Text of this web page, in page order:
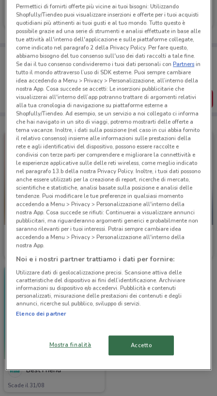
Ferplast
Scade il 31/12 6.3 km
Joe Zampetti
Scade il 17/08
Porta DoveConviene sempre con te!
Puoi trovare le migliori offerte dei negozi vicino a te,
salvarle e creare la tua lista del risparmio, comodamente
dal tuo cellulare.
SCARICA L’APP
Joe Zampetti
-1 GIORNO
Lillo e i Vagabondi
Best Friend
Scade il 31/08
Permettici di fornirti offerte più vicine ai tuoi bisogni: Utilizzando
Shopfully/Tiendeo puoi visualizzare inserzioni e offerte per i tuoi acquisti
quotidiani più attinenti ai tuoi gusti e al tuo mondo. Tutto questo è
possibile grazie ad una serie di strumenti e analisi effettuate in base alle
tue attività all'interno dell'applicazione e sulle piattaforme collegate,
come indicato nel paragrafo 2 della Privacy Policy. Per fare questo,
abbiamo bisogno del tuo consenso sull'uso dei dati raccolti a tale fine.
Se dai il tuo consenso condivideremo i tuoi dati personali conPartnersin
tutto il mondo attraverso l’uso di SDK esterne. Puoi sempre cambiare
idea accedendo a Menu > Privacy > Personalizzazione, all’interno della
nostra App. Cosa succede se accetti: Le inserzioni pubblicitarie che
visualizzerai all'interno dell’app potranno trattare di argomenti relativi
alla tua cronologia di navigazione su piattaforme esterne a
Shopfully/Tiendeo. Ad esempio, se un servizio a noi collegato ci informa
che hai navigato in un sito di viaggi, potremo mostrarti delle offerte a
tema vacanze. Inoltre, i dati sulla posizione (nel caso in cui abbia fornito
il relativo consenso) insieme alle informazioni sulle prestazioni della
rete e agli identificativi del dispositivo, possono essere raccolte e
condivisi con terze parti per comprendere e migliorare la connettività e
le esperienze applicative sulle delle reti wireless, come meglio indicato
nel paragrafo 13.b della nostra Privacy Policy. Inoltre, i tuoi dati possono
anche essere utilizzati per la creazione di report, ricerche di mercato,
scientifiche e statistiche, analisi basate sulla posizione e analisi delle
tendenze. Puoi modificare le tue preferenze in qualsiasi momento
accedendo a Menu > Privacy > Personalizzazione all'interno della
nostra App. Cosa succede se rifiuti: Continuerai a visualizzare annunci
pubblicitari, ma riguarderanno argomenti generici e probabilmente non
saranno rilevanti per i tuoi interessi. Potrai sempre cambiare idea
accedendo a Menu > Privacy > Personalizzazione all'interno della
nostra App.
Noi e i nostri partner trattiamo i dati per fornire:
Utilizzare dati di geolocalizzazione precisi. Scansione attiva delle
caratteristiche del dispositivo ai fini dell’identificazione. Archiviare
informazioni su dispositivo e/o accedervi. Pubblicità e contenuti
personalizzati, misurazione delle prestazioni dei contenuti e degli
annunci, ricerche sul pubblico, sviluppo di servizi.
Elenco dei partner
Mostra finalità Accetto